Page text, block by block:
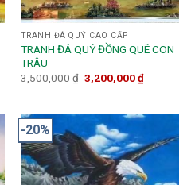
TRANH ĐÁ QUÝ CAO CẤP
TRANH ĐÁ QUÝ ĐỒNG QUÊ CON
TRÂU
3,500,000₫ 3,200,000₫
-20%